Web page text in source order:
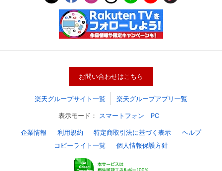
お問い合わせはこちら
楽天グループサイト一覧 楽天グループアプリ一覧
表示モード： スマートフォン PC
企業情報 利用規約 特定商取引法に基づく表示
ヘルプ
コピーライト一覧
個人情報保護方針